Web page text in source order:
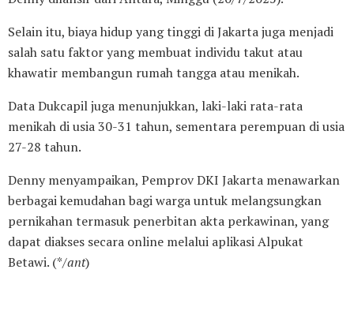
‎Selain itu, biaya hidup yang tinggi di Jakarta juga menjadi
salah satu faktor yang membuat individu takut atau
khawatir membangun rumah tangga atau menikah.
‎Data Dukcapil juga menunjukkan, laki-laki rata-rata
menikah di usia 30-31 tahun, sementara perempuan di usia
27-28 tahun.
Denny menyampaikan, Pemprov DKI Jakarta menawarkan
berbagai kemudahan bagi warga untuk melangsungkan
pernikahan termasuk penerbitan akta perkawinan, yang
dapat diakses secara online melalui aplikasi Alpukat
Betawi. (*/ant)